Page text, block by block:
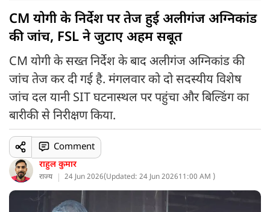
CM योगी के निर्देश पर तेज हुई अलीगंज अग्निकांड
की जांच, FSL ने जुटाए अहम सबूत
CM योगी के सख्त निर्देश के बाद अलीगंज अग्निकांड की
जांच तेज कर दी गई है. मंगलवार को दो सदस्यीय विशेष
जांच दल यानी SIT घटनास्थल पर पहुंचा और बिल्डिंग का
बारीकी से निरीक्षण किया.
राहुल कुमार
राज्य 24 Jun 2026(Updated: 24 Jun 202611:00 AM )
Comment